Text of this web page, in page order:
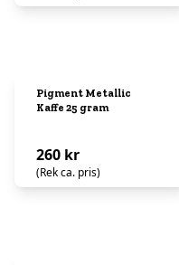
Pigment Metallic
Kaffe 25 gram
260 kr
(Rek ca. pris)